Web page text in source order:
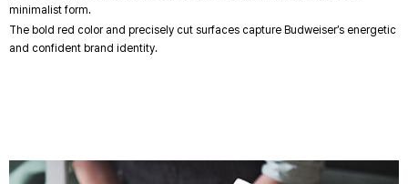
minimalist form.
The bold red color and precisely cut surfaces capture Budweiser’s energetic
and confident brand identity.